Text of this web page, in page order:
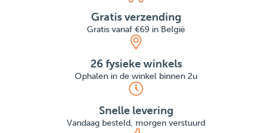
Gratis verzending
Gratis vanaf €69 in België
26 fysieke winkels
Ophalen in de winkel binnen 2u
Snelle levering
Vandaag besteld, morgen verstuurd